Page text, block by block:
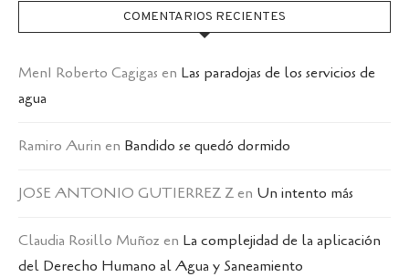
COMENTARIOS RECIENTES
MenI Roberto Cagigas en Las paradojas de los servicios de
agua
Ramiro Aurin en Bandido se quedó dormido
JOSE ANTONIO GUTIERREZ Zen Un intento más
Claudia Rosillo Muñoz en La complejidad de la aplicación
del Derecho Humano al Agua y Saneamiento